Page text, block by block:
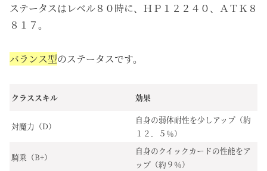
ステータスはレベル８０時に、ＨＰ１２２４０、ＡＴＫ８
８１７。
バランス型のステータスです。
クラススキル 効果
対魔力（D）
自身の弱体耐性を少しアップ（約
１２．５％）
騎乗（B+）
自身のクイックカードの性能をア
ップ（約９％）